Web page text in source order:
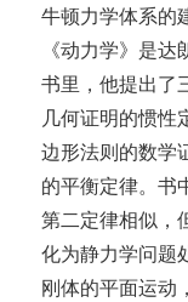
牛顿力学体系的
《动力学》是
书里，他提出了
几何证明的惯性
边形法则的数学
的平衡定律。书
第二定律相似，
化为静力学问题
刚体的平面运动